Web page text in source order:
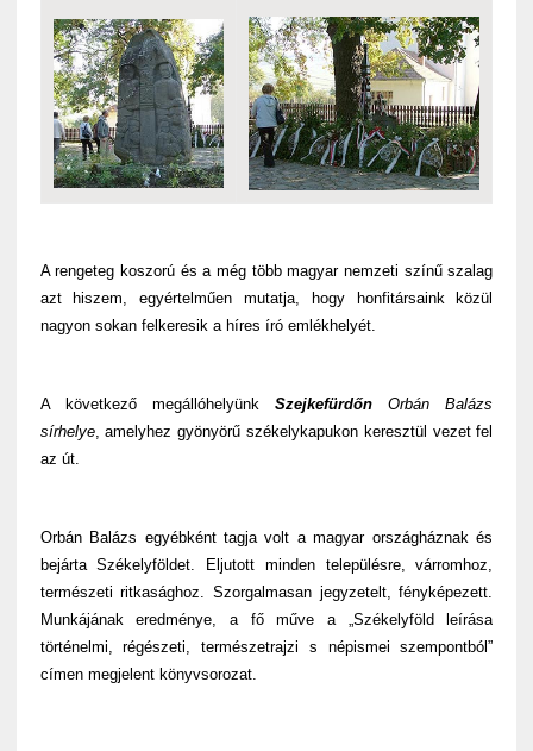
A rengeteg koszorú és a még több magyar nemzeti színű szalag
azt hiszem, egyértelműen mutatja, hogy honfitársaink közül
nagyon sokan felkeresik a híres író emlékhelyét.
A következő megállóhelyünkSzejkefürdőn
Orbán Balázs
sírhelye, amelyhez gyönyörű székelykapukon keresztül vezet fel
az út.
Orbán Balázs egyébként tagja volt a magyar országháznak és
bejárta Székelyföldet. Eljutott minden településre, várromhoz,
természeti ritkasághoz. Szorgalmasan jegyzetelt, fényképezett.
Munkájának eredménye, a fő műve a „Székelyföld leírása
történelmi, régészeti, természetrajzi s népismei szempontból”
címen megjelent könyvsorozat.